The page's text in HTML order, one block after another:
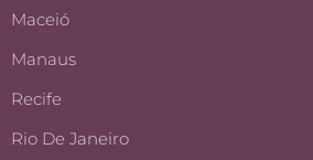
Maceió
Manaus
Recife
Rio De Janeiro